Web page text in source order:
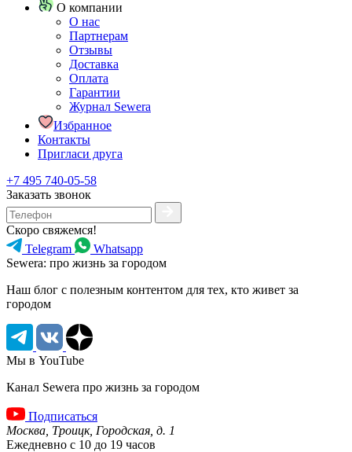
О компании
О нас
Партнерам
Отзывы
Доставка
Оплата
Гарантии
Журнал Sewera
Избранное
Контакты
Пригласи друга
+7 495 740-05-58
Заказать звонок
Скоро свяжемся!
Telegram
Whatsapp
Sewera: про жизнь за городом
Наш блог c полезным контентом для тех, кто живет за
городом
Мы в YouTube
Канал Sewera про жизнь за городом
Подписаться
Москва, Троицк, Городская, д. 1
Ежедневно с 10 до 19 часов